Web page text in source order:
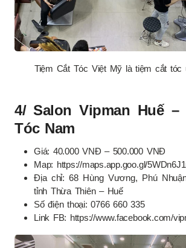
Tiệm Cắt Tóc Việt Mỹ là tiệm cắt
4/ Salon Vipman Huế –
Tóc Nam
Giá: 40.000 VNĐ – 500.000 VNĐ
Map: https://maps.app.goo.gl/
Địa chỉ: 68 Hùng Vương, Phú
tỉnh Thừa Thiên – Huế
Số điện thoại: 0766 660 335
Link FB: https://www.facebook.com/